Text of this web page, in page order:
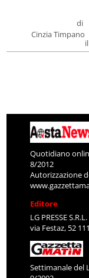
di
Cinzia Timpano
Quotidiano
8/2012
Autorizzazione
Editore
LG PRESSE S.R.L.
via Festaz, 52
Settimanale del